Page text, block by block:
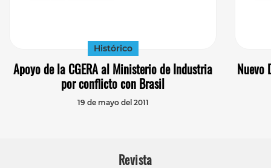
Histórico
Apoyo de la CGERA al Ministerio de Industria
por conflicto con Brasil
19 de mayo del 2011
Nuevo
Revista